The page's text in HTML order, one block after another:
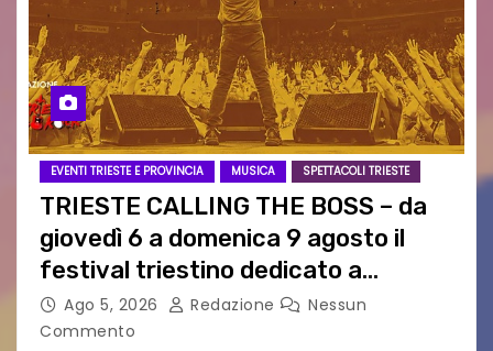
EVENTI TRIESTE E PROVINCIA MUSICA SPETTACOLI TRIESTE
TRIESTE CALLING THE BOSS – da
giovedì 6 a domenica 9 agosto il
festival triestino dedicato a
Springsteen
Ago 5, 2026 Redazione
Nessun
Commento